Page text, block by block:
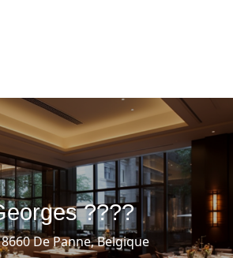
????
De Panne, Belgique